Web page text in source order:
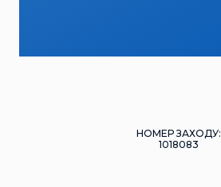
НОМЕР ЗАХОДУ:
1018083